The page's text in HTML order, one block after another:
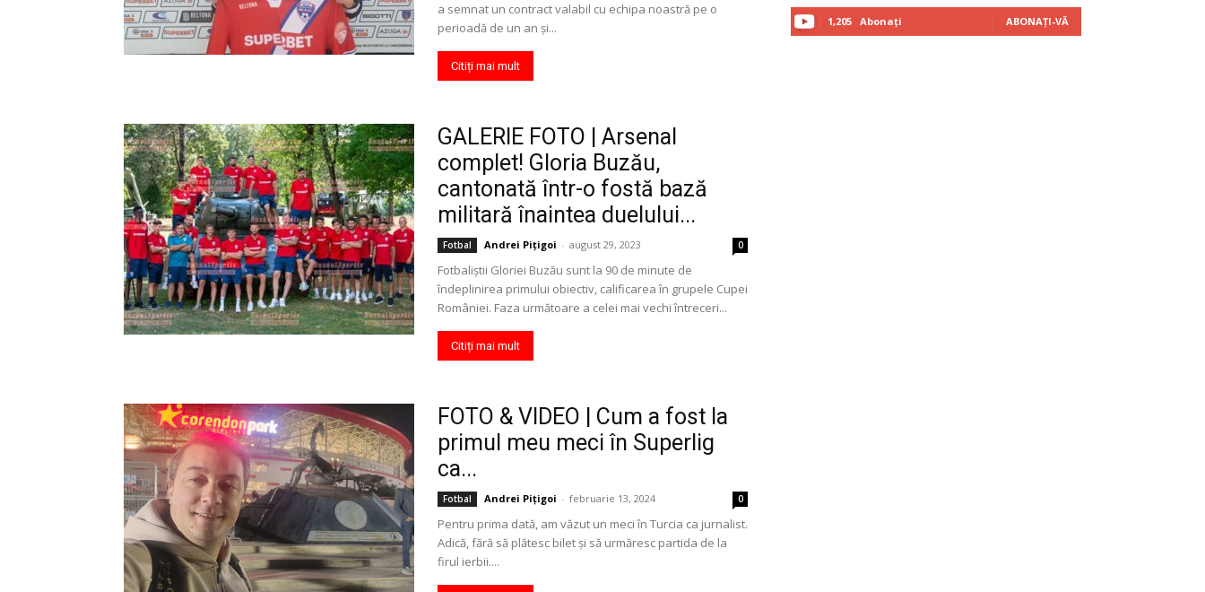
a semnat un contract valabil cu echipa noastră pe o
perioadă de un an și...
Citiți mai mult
GALERIE FOTO | Arsenal
complet! Gloria Buzău,
cantonată într-o fostă bază
militară înaintea duelului...
Fotbal Andrei Pițigoi - august 29, 2023 0
Fotbaliştii Gloriei Buzău sunt la 90 de minute de
îndeplinirea primului obiectiv, calificarea în grupele Cupei
României. Faza următoare a celei mai vechi întreceri...
Citiți mai mult
FOTO & VIDEO | Cum a fost la
primul meu meci în Superlig
ca...
Fotbal Andrei Pițigoi - februarie 13, 2024 0
Pentru prima dată, am văzut un meci în Turcia ca jurnalist.
Adică, fără să plătesc bilet şi să urmăresc partida de la
firul ierbii....
1,205 Abonați ABONAȚI-VĂ